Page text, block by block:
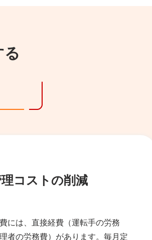
る
コストの削減
には、直接経費（運転手の労務
者の労務費）があります。毎月定